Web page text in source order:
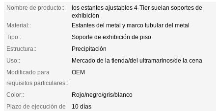
Nombre de producto::
los estantes ajustables 4-Tier suelan soportes de
exhibición
Material::
Estantes del metal y marco tubular del metal
Tipo::
Soporte de exhibición de piso
Estructura::
Precipitación
Uso::
Mercado de la tienda/del ultramarinos/de la cena
Modificado para
requisitos particulares::
OEM
Color::
Rojo/negro/gris/blanco
Plazo de ejecución de
10 días